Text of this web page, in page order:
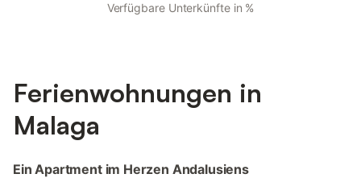
Verfügbare Unterkünfte in %
Ferienwohnungen in
Malaga
Ein Apartment im Herzen Andalusiens